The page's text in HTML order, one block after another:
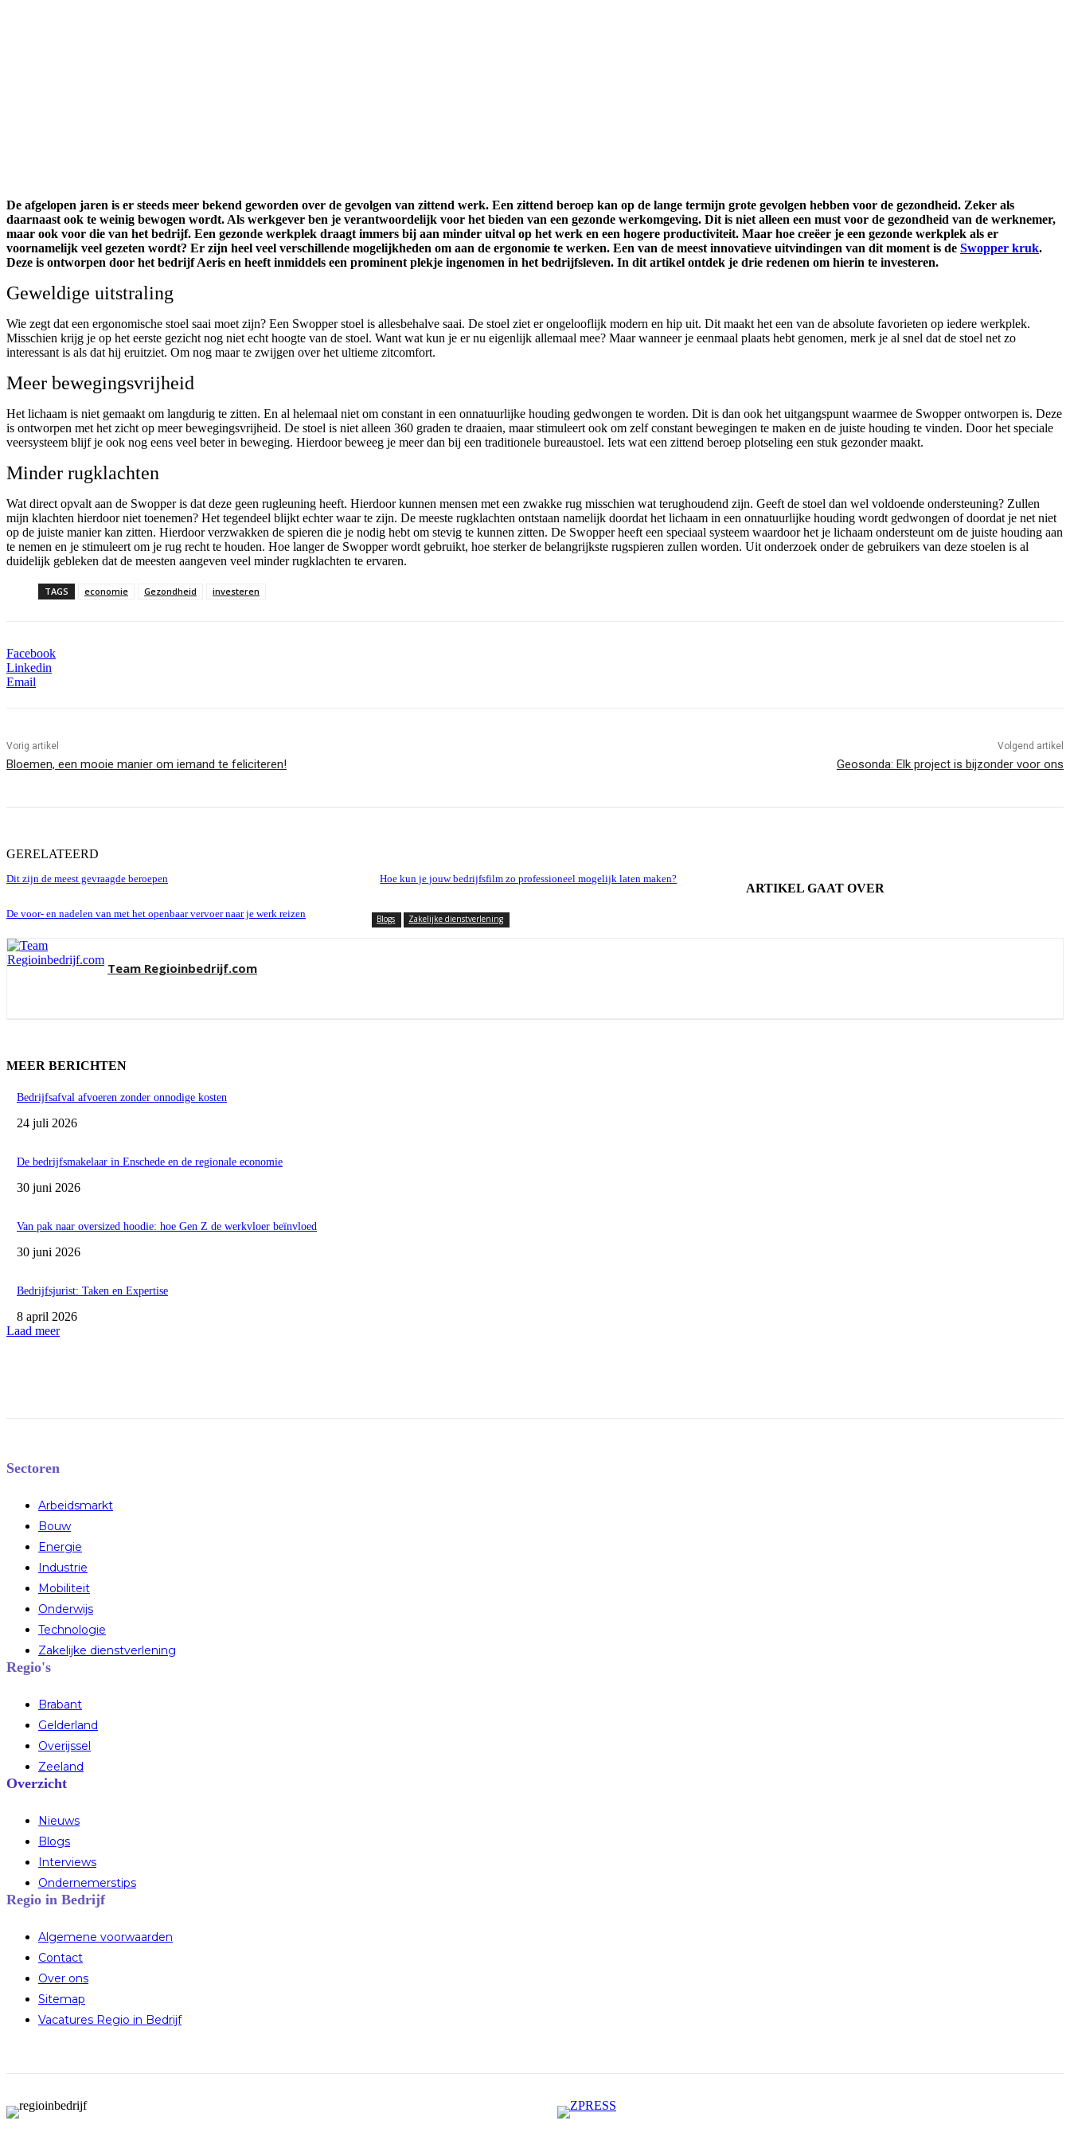
De afgelopen jaren is er steeds meer bekend geworden over de gevolgen van zittend werk. Een zittend beroep kan op de lange termijn grote gevolgen hebben voor de gezondheid. Zeker als
daarnaast ook te weinig bewogen wordt. Als werkgever ben je verantwoordelijk voor het bieden van een gezonde werkomgeving. Dit is niet alleen een must voor de gezondheid van de werknemer,
maar ook voor die van het bedrijf. Een gezonde werkplek draagt immers bij aan minder uitval op het werk en een hogere productiviteit. Maar hoe creëer je een gezonde werkplek als er
voornamelijk veel gezeten wordt? Er zijn heel veel verschillende mogelijkheden om aan de ergonomie te werken. Een van de meest innovatieve uitvindingen van dit moment is de Swopper kruk.
Deze is ontworpen door het bedrijf Aeris en heeft inmiddels een prominent plekje ingenomen in het bedrijfsleven. In dit artikel ontdek je drie redenen om hierin te investeren.
Geweldige uitstraling
Wie zegt dat een ergonomische stoel saai moet zijn? Een Swopper stoel is allesbehalve saai. De stoel ziet er ongelooflijk modern en hip uit. Dit maakt het een van de absolute favorieten op iedere werkplek.
Misschien krijg je op het eerste gezicht nog niet echt hoogte van de stoel. Want wat kun je er nu eigenlijk allemaal mee? Maar wanneer je eenmaal plaats hebt genomen, merk je al snel dat de stoel net zo
interessant is als dat hij eruitziet. Om nog maar te zwijgen over het ultieme zitcomfort.
Meer bewegingsvrijheid
Het lichaam is niet gemaakt om langdurig te zitten. En al helemaal niet om constant in een onnatuurlijke houding gedwongen te worden. Dit is dan ook het uitgangspunt waarmee de Swopper ontworpen is. Deze
is ontworpen met het zicht op meer bewegingsvrijheid. De stoel is niet alleen 360 graden te draaien, maar stimuleert ook om zelf constant bewegingen te maken en de juiste houding te vinden. Door het speciale
veersysteem blijf je ook nog eens veel beter in beweging. Hierdoor beweeg je meer dan bij een traditionele bureaustoel. Iets wat een zittend beroep plotseling een stuk gezonder maakt.
Minder rugklachten
Wat direct opvalt aan de Swopper is dat deze geen rugleuning heeft. Hierdoor kunnen mensen met een zwakke rug misschien wat terughoudend zijn. Geeft de stoel dan wel voldoende ondersteuning? Zullen
mijn klachten hierdoor niet toenemen? Het tegendeel blijkt echter waar te zijn. De meeste rugklachten ontstaan namelijk doordat het lichaam in een onnatuurlijke houding wordt gedwongen of doordat je net niet
op de juiste manier kan zitten. Hierdoor verzwakken de spieren die je nodig hebt om stevig te kunnen zitten. De Swopper heeft een speciaal systeem waardoor het je lichaam ondersteunt om de juiste houding aan
te nemen en je stimuleert om je rug recht te houden. Hoe langer de Swopper wordt gebruikt, hoe sterker de belangrijkste rugspieren zullen worden. Uit onderzoek onder de gebruikers van deze stoelen is al
duidelijk gebleken dat de meesten aangeven veel minder rugklachten te ervaren.
TAGS economie Gezondheid investeren
Facebook
Linkedin
Email
Vorig artikel
Bloemen, een mooie manier om iemand te feliciteren!
Volgend artikel
Geosonda: Elk project is bijzonder voor ons
GERELATEERD
Dit zijn de meest gevraagde beroepen Hoe kun je jouw bedrijfsfilm zo professioneel mogelijk laten maken?
De voor- en nadelen van met het openbaar vervoer naar je werk reizen
ARTIKEL GAAT OVER
Blogs Zakelijke dienstverlening
Team Regioinbedrijf.com
MEER BERICHTEN
Bedrijfsafval afvoeren zonder onnodige kosten
24 juli 2026
De bedrijfsmakelaar in Enschede en de regionale economie
30 juni 2026
Van pak naar oversized hoodie: hoe Gen Z de werkvloer beïnvloed
30 juni 2026
Bedrijfsjurist: Taken en Expertise
8 april 2026
Laad meer
Sectoren
Arbeidsmarkt
Bouw
Energie
Industrie
Mobiliteit
Onderwijs
Technologie
Zakelijke dienstverlening
Regio's
Brabant
Gelderland
Overijssel
Zeeland
Overzicht
Nieuws
Blogs
Interviews
Ondernemerstips
Regio in Bedrijf
Algemene voorwaarden
Contact
Over ons
Sitemap
Vacatures Regio in Bedrijf